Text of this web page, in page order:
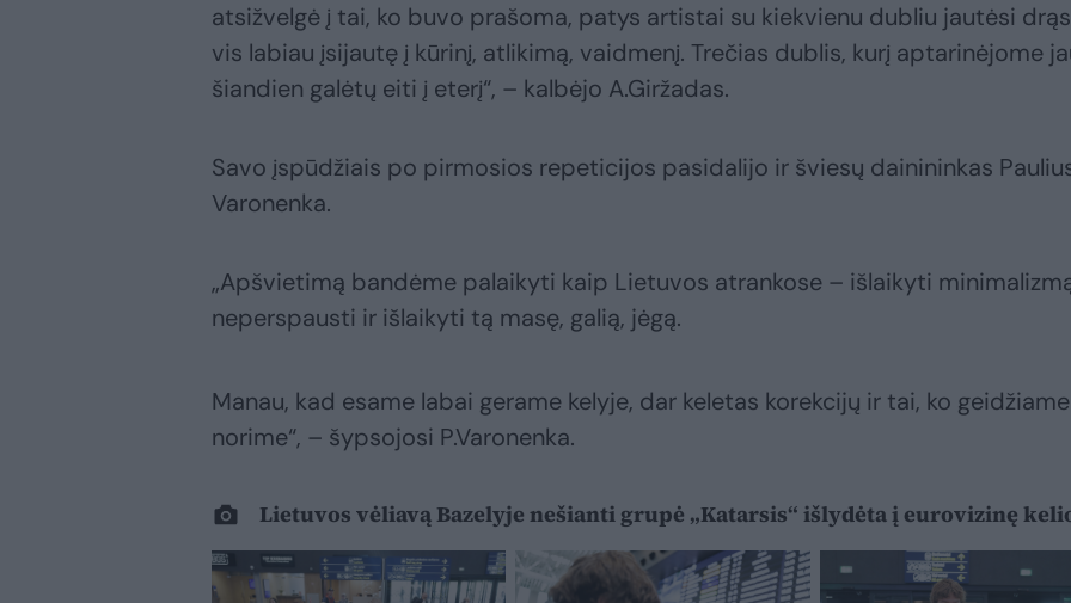
atsižvelgė į tai, ko buvo prašoma, patys artistai su kiekvienu dubliu jautėsi
vis labiau įsijautę į kūrinį, atlikimą, vaidmenį. Trečias dublis, kurį aptarinėjome
šiandien galėtų eiti į eterį“, – kalbėjo A.Giržadas.
Savo įspūdžiais po pirmosios repeticijos pasidalijo ir šviesų dainininkas
Varonenka.
„Apšvietimą bandėme palaikyti kaip Lietuvos atrankose – išlaikyti
neperspausti ir išlaikyti tą masę, galią, jėgą.
Manau, kad esame labai gerame kelyje, dar keletas korekcijų ir tai, ko
norime“, – šypsojosi P.Varonenka.
Lietuvos vėliavą Bazelyje nešianti grupė „Katarsis“ išlydėta į eurovizinę